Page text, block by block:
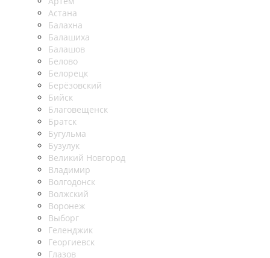
Астана
Балахна
Балашиха
Балашов
Белово
Белорецк
Берёзовский
Бийск
Благовещенск
Братск
Бугульма
Бузулук
Великий Новгород
Владимир
Волгодонск
Волжский
Воронеж
Выборг
Геленджик
Георгиевск
Глазов